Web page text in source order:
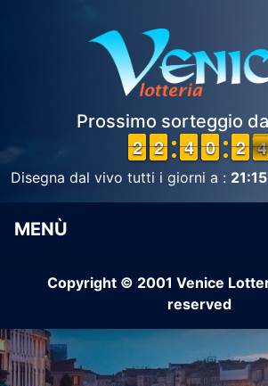
Prossimo sorteggio
1
1
2
2 1
1
2
2 3
3
4
4 9
9
0
0 1
1
2
2 4
3
3
Disegna dal vivo tutti i giorni a :
MENÙ
Copyright © 2001 Venice
reserved